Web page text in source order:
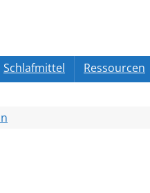
Schlafmittel Ressourcen